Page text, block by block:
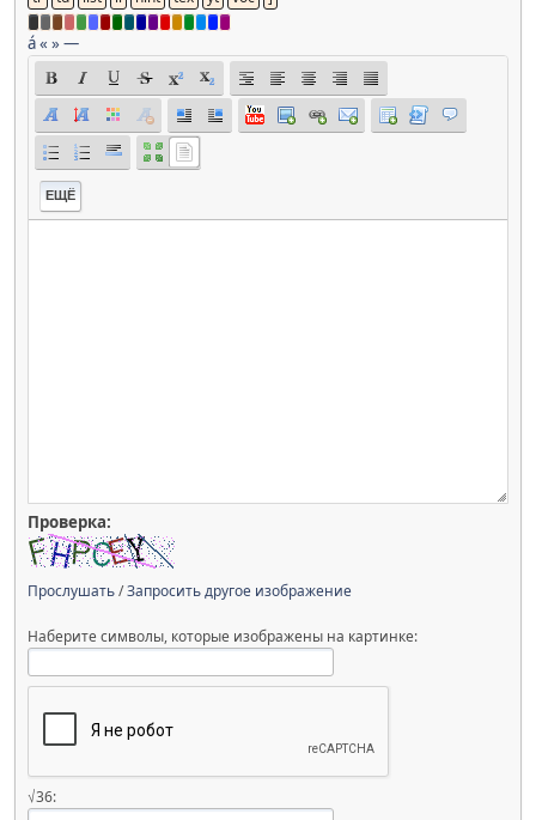
á« »—
ЕЩЁ
Проверка:
Прослушать/Запросить другое изображение
Наберите символы, которые изображены на картинке:
√36: